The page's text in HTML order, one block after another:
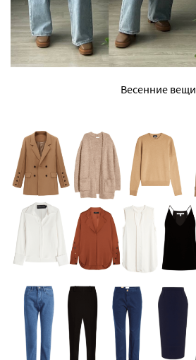
Весенние вещи